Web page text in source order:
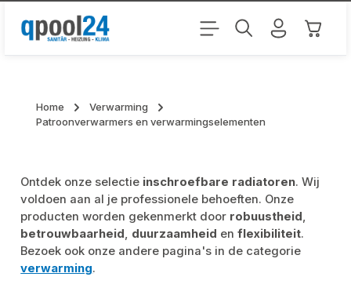
Ga naar de hoofdinhoud
Home
Verwarming
Patroonverwarmers en verwarmingselementen
Ontdek onze selectie inschroefbare radiatoren. Wij
voldoen aan al je professionele behoeften. Onze
producten worden gekenmerkt door robuustheid,
betrouwbaarheid, duurzaamheid enflexibiliteit.
Bezoek ook onze andere pagina's in de categorie
verwarming.